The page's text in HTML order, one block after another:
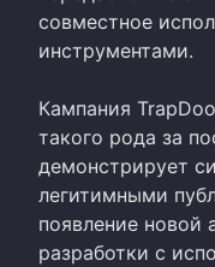
совместное
инструментами.
Кампания
такого рода за
демонстрирует
легитимными
появление новой
разработки с